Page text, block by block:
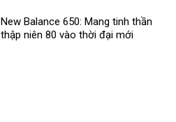
New Balance 650: Mang tinh thần
thập niên 80 vào thời đại mới